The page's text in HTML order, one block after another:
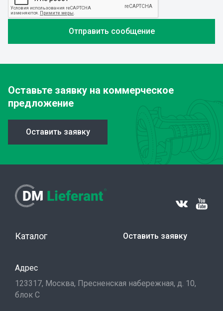
Оставьте заявку на коммерческое
предложение
Оставить заявку
Каталог Оставить заявку
Адрес
123317, Москва, Пресненская набережная, д. 10,
блок С